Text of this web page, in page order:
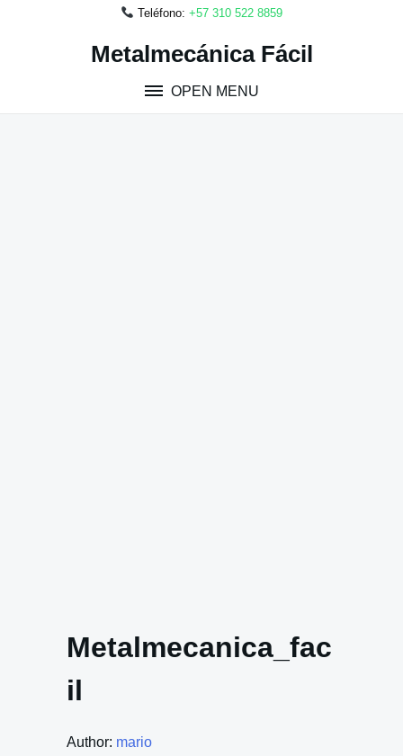
Teléfono: +57 310 522 8859
Metalmecánica Fácil
OPEN MENU
Metalmecanica_fac
il
Author: mario